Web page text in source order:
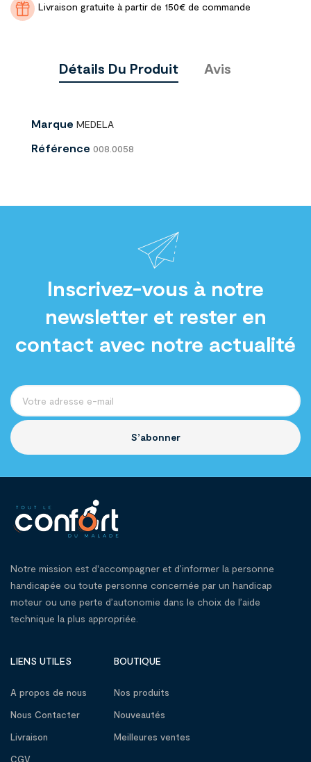
Livraison gratuite à partir de 150€ de commande
Détails Du Produit Avis
Marque MEDELA
Référence 008.0058
Inscrivez-vous à notre
newsletter et rester en
contact avec notre actualité
S’abonner
Notre mission est d'accompagner et d’informer la personne
handicapée ou toute personne concernée par un handicap
moteur ou une perte d’autonomie dans le choix de l’aide
technique la plus appropriée.
LIENS UTILES
A propos de nous
Nous Contacter
Livraison
CGV
BOUTIQUE
Nos produits
Nouveautés
Meilleures ventes